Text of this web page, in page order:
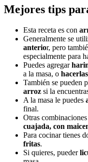
Mejores tips
Esta receta es con
Generalmente se
anterior, pero
especialmente para
Puedes agregar
a la masa, o
También se pueden
arroz si la
A la masa le puedes
final.
Otras
cuajada, con
Para cocinar tienes
fritas.
Si quieres, pueder